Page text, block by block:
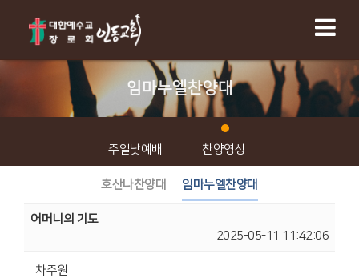
임마누엘찬양대
주일낮예배 찬양영상
호산나찬양대 임마누엘찬양대
어머니의 기도
2025-05-11 11:42:06
차주원